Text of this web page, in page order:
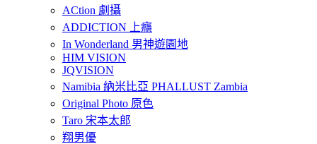
ACtion 劇攝
ADDICTION 上癮
In Wonderland 男神遊園地
HIM VISION
JQVISION
Namibia 納米比亞 PHALLUST Zambia
Original Photo 原色
Taro 宋本太郎
翔男優